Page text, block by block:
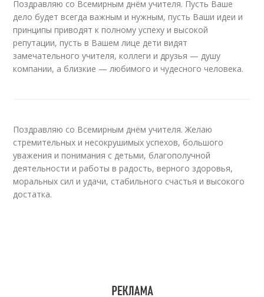
Поздравляю со Всемирным днём учителя. Пусть Ваше
дело будет всегда важным и нужным, пусть Ваши идеи и
принципы приводят к полному успеху и высокой
репутации, пусть в Вашем лице дети видят
замечательного учителя, коллеги и друзья — душу
компании, а близкие — любимого и чудесного человека.
Поздравляю со Всемирным днём учителя. Желаю
стремительных и несокрушимых успехов, большого
уважения и понимания с детьми, благополучной
деятельности и работы в радость, верного здоровья,
моральных сил и удачи, стабильного счастья и высокого
достатка.